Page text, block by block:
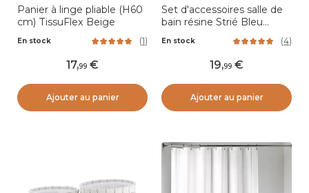
Panier à linge pliable (H60
cm) TissuFlex Beige
En stock (1)
17,99
Ajouter au panier
Set d'accessoires salle de
bain résine Strié Bleu
En stock (4)
19,99
Ajouter au panier